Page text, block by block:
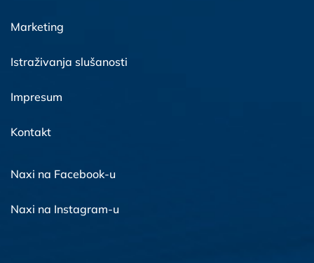
Marketing
Istraživanja slušanosti
Impresum
Kontakt
Naxi na Facebook-u
Naxi na Instagram-u